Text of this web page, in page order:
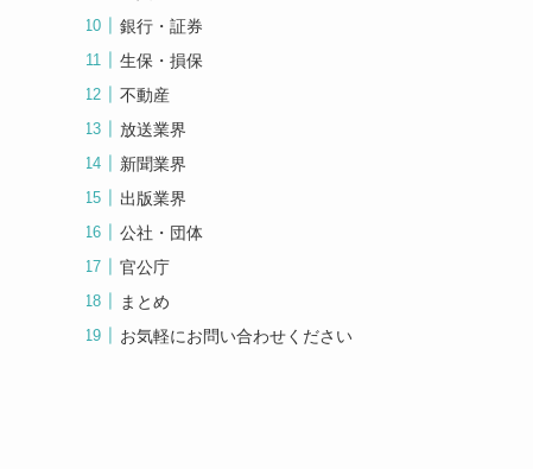
銀行・証券
生保・損保
不動産
放送業界
新聞業界
出版業界
公社・団体
官公庁
まとめ
お気軽にお問い合わせください